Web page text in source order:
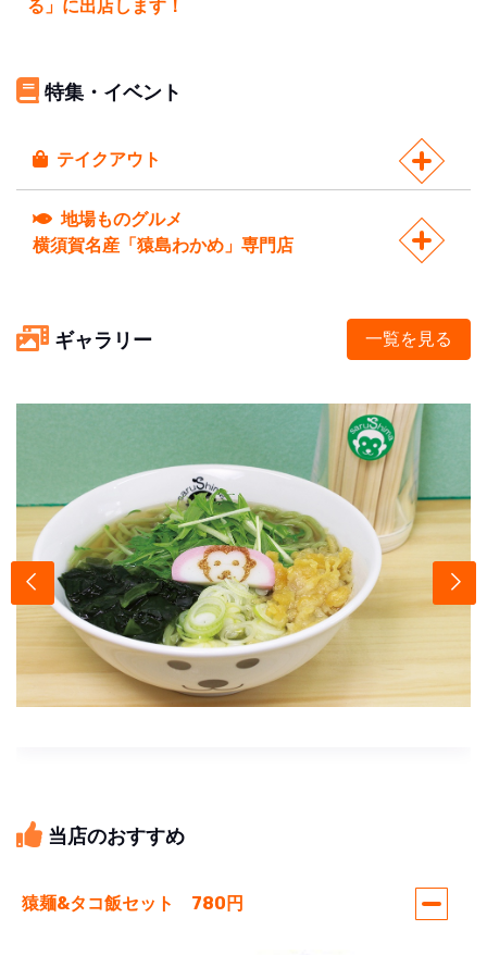
る」に出店します！
特集・イベント
テイクアウト
地場ものグルメ
横須賀名産「猿島わかめ」専門店
ギャラリー 一覧を見る
当店のおすすめ
猿麺&タコ飯セット 780円